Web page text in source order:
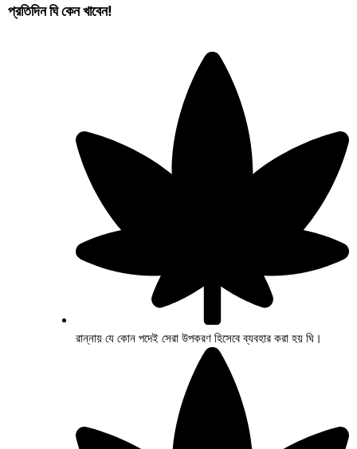
প্রতিদিনঘিকেন খাবেন!
রান্নায় যে কোন পদেই সেরা উপকরণ হিসেবে ব্যবহার করা হয় ঘি।